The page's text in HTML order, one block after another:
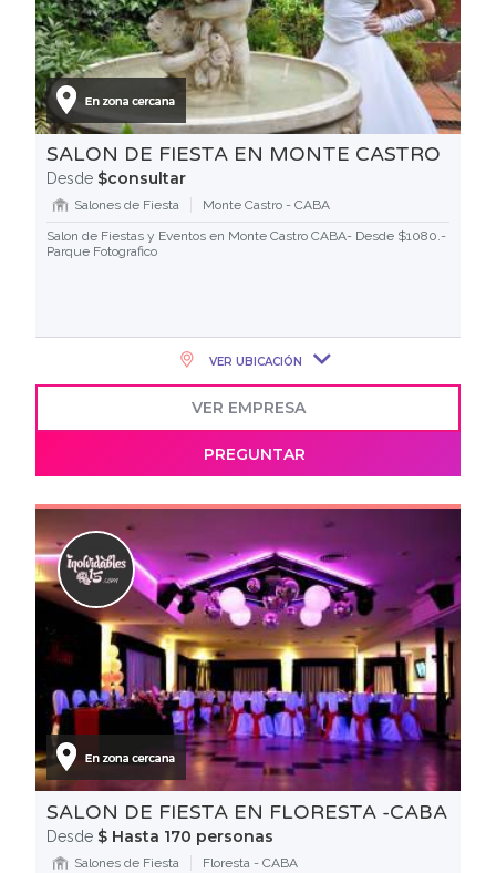
SALON DE FIESTA EN MONTE CASTRO
Desde $consultar
Salones de Fiesta
Monte Castro - CABA
Salon de Fiestas y Eventos en Monte Castro CABA- Desde $1080.-
Parque Fotografico
VER UBICACIÓN
VER EMPRESA
PREGUNTAR
SALON DE FIESTA EN FLORESTA -CABA
Desde $ Hasta 170 personas
Salones de Fiesta
Floresta - CABA